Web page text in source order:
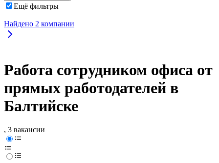
Ещё фильтры
Найдено 2 компании
Работа сотрудником офиса от
прямых работодателей в
Балтийске
, 3 вакансии